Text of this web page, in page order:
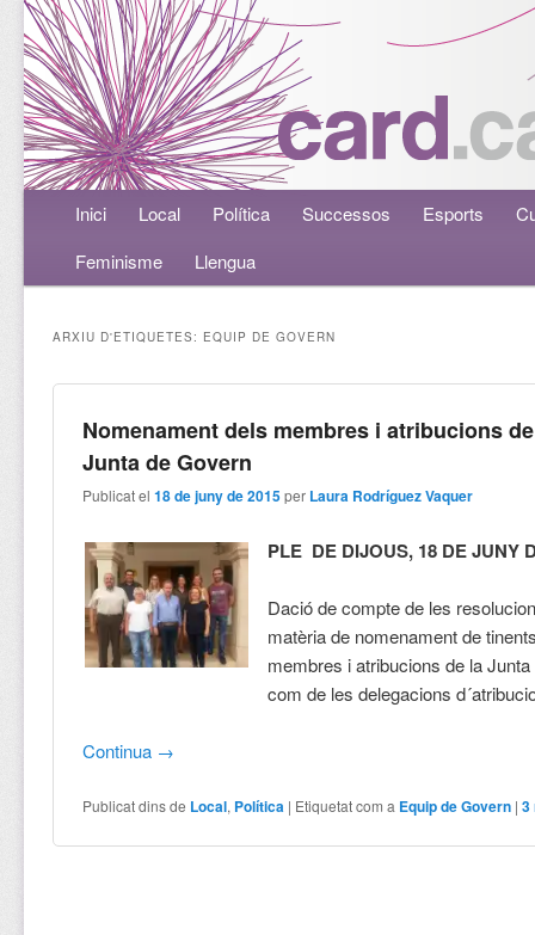
Menú principalAneu al contingut principal
Aneu al contingut secundari
Inici Local Política Successos Esports
Feminisme
Llengua
ARXIU D'ETIQUETES: EQUIP DE GOVERN
Nomenament dels membres i atribucions
Junta de Govern
Publicat el18 de juny de 2015 per Laura Rodríguez Vaquer
PLE DE DIJOUS, 18 DE JUNY
Dació de compte de les
matèria de nomenament de
membres i atribucions de la
com de les delegacions
Continua →
Publicat dins de Local, Política | Etiquetat com a Equip de Govern |3